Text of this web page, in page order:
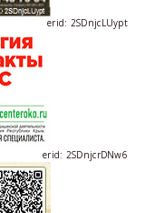
erid: 2SDnjcLUypt
erid: 2SDnjcrDNw6